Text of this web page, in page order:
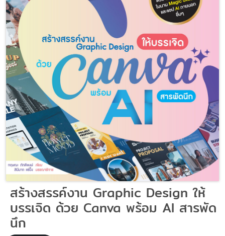
สร้างสรรค์งาน Graphic Design ให้
บรรเจิด ด้วย Canva พร้อม AI สารพัด
นึก